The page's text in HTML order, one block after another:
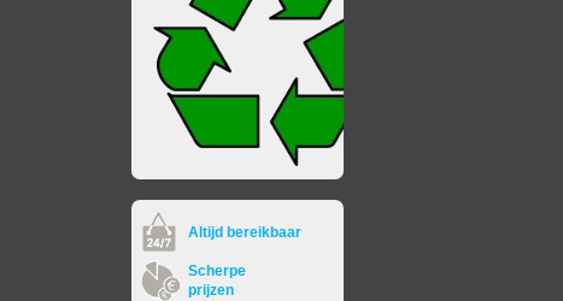
Altijd bereikbaar
Scherpe
prijzen